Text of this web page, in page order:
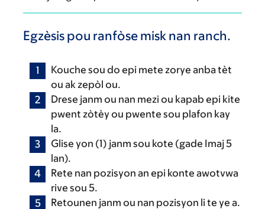
Egzèsis pou ranfòse misk nan ranch.
Kouche sou do epi mete zorye anba tèt
ou ak zepòl ou.
Drese janm ou nan mezi ou kapab epi kite
pwent zòtèy ou pwente sou plafon kay
la.
Glise yon (1) janm sou kote (gade Imaj 5
lan).
Rete nan pozisyon an epi konte awotvwa
rive sou 5.
Retounen janm ou nan pozisyon li te ye a.